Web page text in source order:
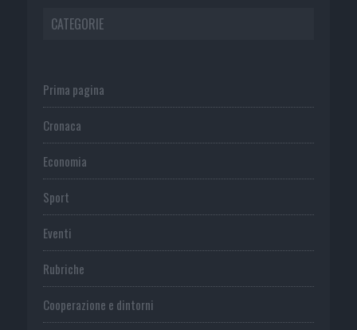
CATEGORIE
Prima pagina
Cronaca
Economia
Sport
Eventi
Rubriche
Cooperazione e dintorni